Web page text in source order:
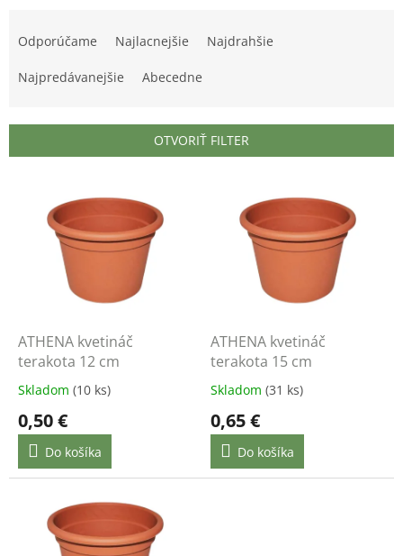
p
Odporúčame Najlacnejšie Najdrahšie
Najpredávanejšie Abecedne
OTVORIŤ FILTER
d
u
o
ATHENA kvetináč
terakota 12 cm
Skladom (10 ks)
0,50 €
Do košíka
ATHENA kvetináč
terakota 15 cm
Skladom (31 ks)
0,65 €
Do košíka